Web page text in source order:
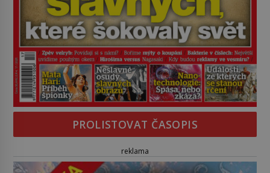
PROLISTOVAT ČASOPIS
reklama